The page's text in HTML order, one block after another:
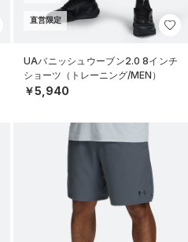
直営限定
UAバニッシュウーブン2.0 8インチ
ショーツ（トレーニング/MEN）
￥5,940